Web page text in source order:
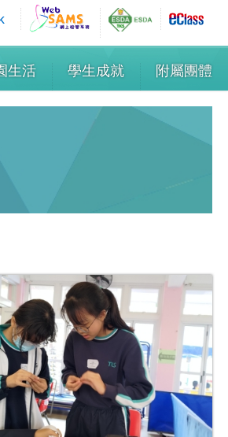
生活 學生成就 附屬團體